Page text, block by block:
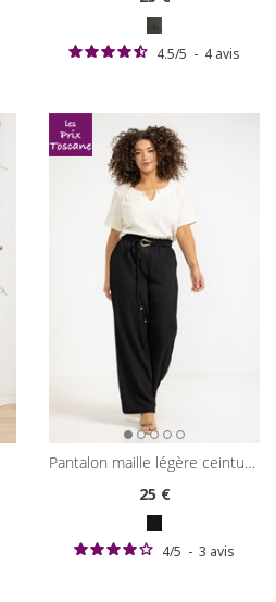
4.5/5 - 4 avis
pantalon maille légère ceinture à boucle
25€
4/5 - 3 avis